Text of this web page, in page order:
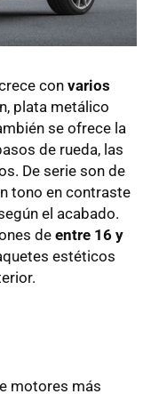
con varios
plata metálico
se ofrece la
de rueda, las
De serie son de
tono en contraste
el acabado.
deentre 16 y
estéticos
motores más